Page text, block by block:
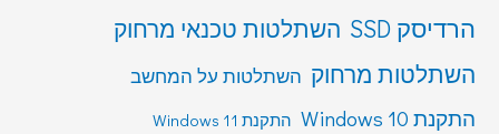
הרדיסק SSD
השתלטות טכנאי מרחוק
השתלטות מרחוק השתלטות על המחשב
התקנת Windows 10 התקנת Windows 11